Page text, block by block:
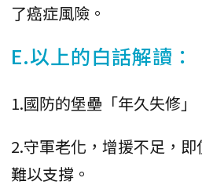
了癌症風險。
E.以上的白話解讀：
1.國防的堡壘「年久失修」
2.守軍老化，增援不足，
難以支撐。